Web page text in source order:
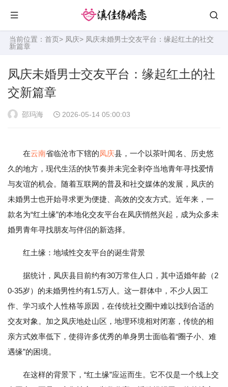
当前位置： 首页> 凤庆> 凤庆未婚男士交友平台：缘起红土的社交
新篇章
凤庆未婚男士交友平台：缘起红土的社
交新篇章
邵玛海 2026-05-14 05:00:03
在云南省临沧市下辖的凤庆县，一个以茶叶闻名、历史悠
久的地方，现代生活的快节奏并未完全剥夺当地青年寻找爱情
与友谊的机会。随着互联网的普及和社交媒体的发展，凤庆的
未婚男士也开始寻求更为便捷、高效的交友方式。近年来，一
款名为“红土缘”的本地化交友平台在凤庆悄然兴起，成为众多未
婚男青年寻找朋友与伴侣的新选择。
红土缘：地域性交友平台的诞生背景
据统计，凤庆县目前约有30万常住人口，其中适婚年龄（2
0-35岁）的未婚男性约有1.5万人。这一群体中，不少人因工
作、学习或个人性格等原因，在传统社交圈中难以找到合适的
交友对象。加之凤庆地处山区，地理环境相对闭塞，传统的相
亲方式效率低下，使得许多优秀的单身男士面临着“圈子小、难
遇缘”的困境。
在这样的背景下，“红土缘”应运而生。它不仅是一个线上交